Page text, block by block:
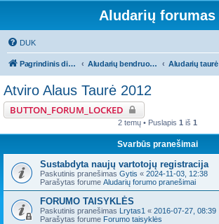
Aludarių forumas
DUK
Pagrindinis diskusijų puslapis Aludarių bendruomeniniai reikalai Aludarių taurė
Atviro Alaus Taurė 2012
BUTTON_FORUM_LOCKED
2 temų • Puslapis 1 iš 1
Svarbūs pranešimai
Sustabdyta naujų vartotojų registracija
Paskutinis pranešimas Gytis « 2024-11-03, 12:38
Parašytas forume Aludarių forumo pranešimai
FORUMO TAISYKLĖS
Paskutinis pranešimas Lrytas1 « 2016-07-27, 08:39
Parašytas forume Forumo taisyklės